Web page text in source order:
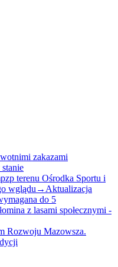
zakazami
terenu Ośrodka Sportu i
wglądu → Aktualizacja
do 5
z lasami społecznymi -
Rozwoju Mazowsza.